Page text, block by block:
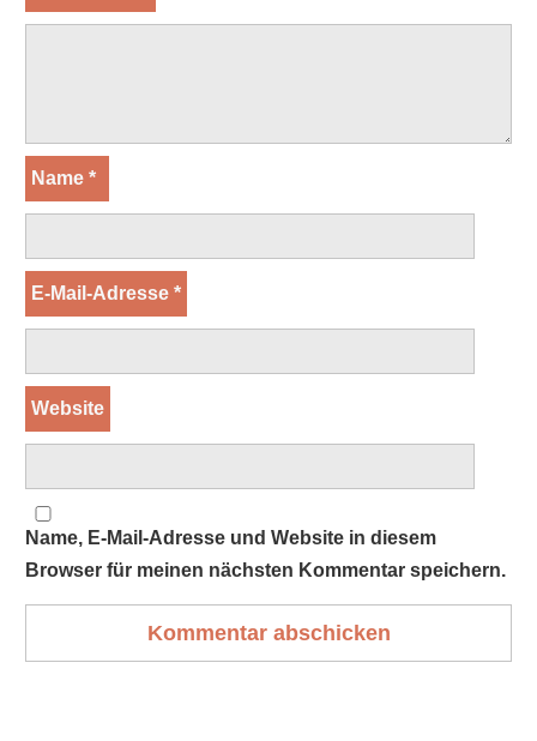
Name*
E-Mail-Adresse*
Website
Name, E-Mail-Adresse und Website in diesem
Browser für meinen nächsten Kommentar speichern.